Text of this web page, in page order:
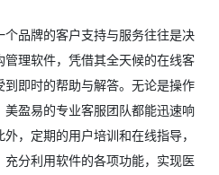
品牌的客户支持与服务往往是决
管理软件，凭借其全天候的在线客
即时的帮助与解答。无论是操作
美盈易的专业客服团队都能迅速响
，定期的用户培训和在线指导，
分利用软件的各项功能，实现医